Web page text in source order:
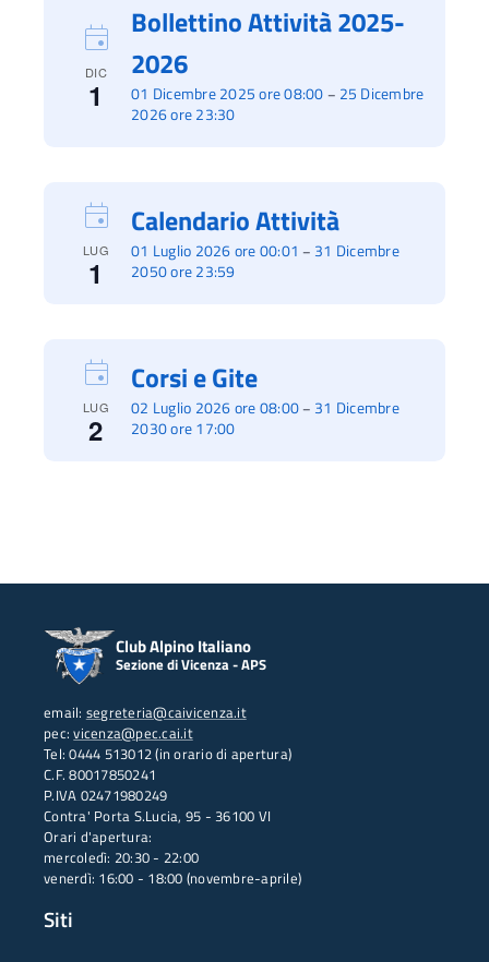
DIC
1 01 Dicembre 2025 ore 08:00 – 25 Dicembre
2026 ore 23:30
Bollettino Attività 2025-
2026
LUG
1
01 Luglio 2026 ore 00:01 – 31 Dicembre
2050 ore 23:59
Calendario Attività
LUG
2
02 Luglio 2026 ore 08:00– 31 Dicembre
2030 ore 17:00
Corsi e Gite
Club Alpino Italiano
Sezione di Vicenza - APS
email: segreteria@caivicenza.it
pec:vicenza@pec.cai.it
Tel: 0444 513012 (in orario di apertura)
C.F. 80017850241
P.IVA 02471980249
Contra' Porta S.Lucia, 95 - 36100 VI
Orari d'apertura:
mercoledì: 20:30 - 22:00
venerdì: 16:00 - 18:00 (novembre-aprile)
Siti